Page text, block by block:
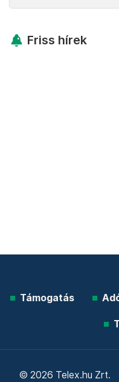
Friss hírek
Támogatás
© 2026 Telex.hu Zrt.